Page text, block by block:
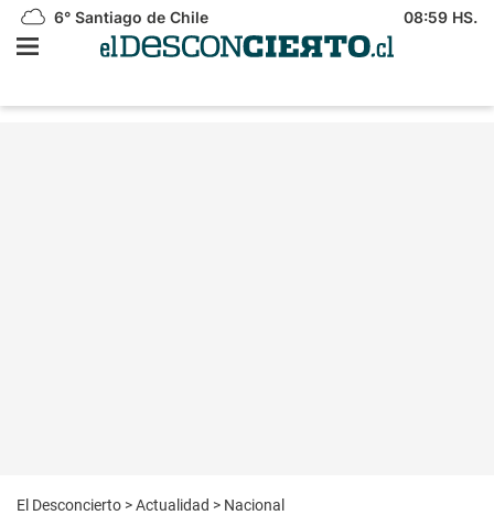
6° Santiago de Chile 08:59 HS.
El Desconcierto >Actualidad > Nacional